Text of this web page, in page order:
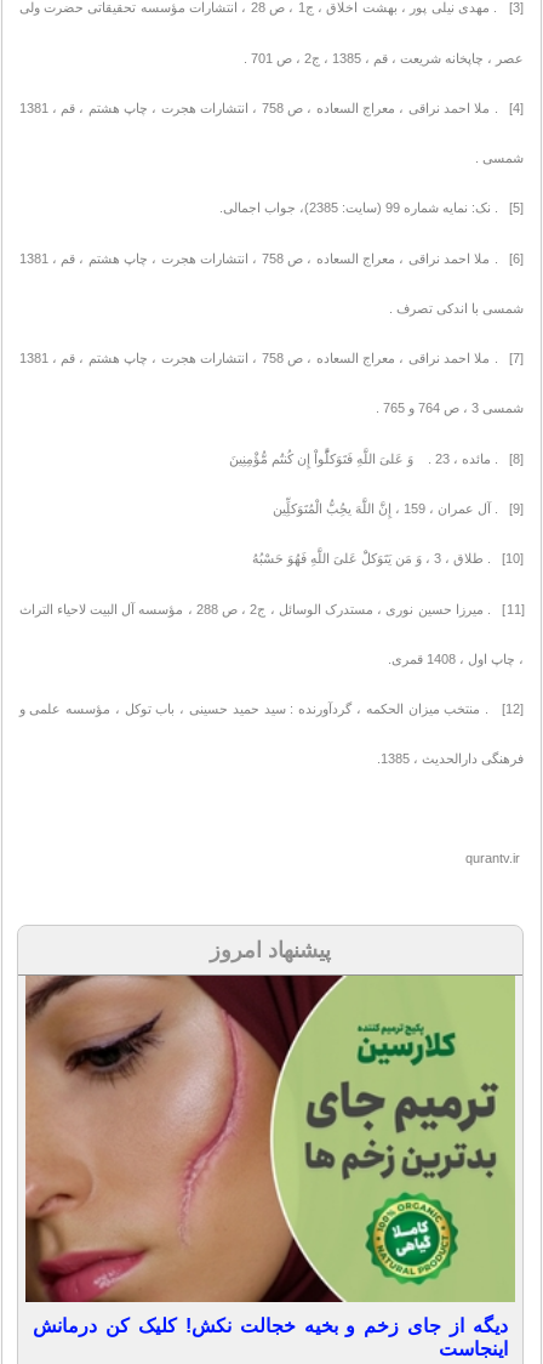
[3] . مهدی نیلی پور ، بهشت اخلاق ، ج1 ، ص 28 ، انتشارات مؤسسه تحقیقاتی حضرت ولی
عصر ، چاپخانه شریعت ، قم ، 1385 ، ج2 ، ص 701 .
[4] . ملا احمد نراقی ، معراج السعاده ، ص 758 ، انتشارات هجرت ، چاپ هشتم ، قم ، 1381
شمسی .
[5] . نک: نمایه شماره 99 (سایت: 2385)، جواب اجمالی.
[6] . ملا احمد نراقی ، معراج السعاده ، ص 758 ، انتشارات هجرت ، چاپ هشتم ، قم ، 1381
شمسی با اندکی تصرف .
[7] . ملا احمد نراقی ، معراج السعاده ، ص 758 ، انتشارات هجرت ، چاپ هشتم ، قم ، 1381
شمسی 3 ، ص 764 و 765 .
[8] . مائده ، 23 . وَ عَلىَ اللَّهِ فَتَوَکلَُّواْ إِن کُنتُم مُّؤْمِنِینَ
[9] . آل عمران ، 159 ، إِنَّ اللَّهَ یحُِبُّ الْمُتَوَکلِِّین‏
[10] . طلاق ، 3 ، وَ مَن یَتَوَکلَ‏ْ عَلىَ اللَّهِ فَهُوَ حَسْبُهُ‏
[11] . میرزا حسین نوری ، مستدرک الوسائل ، ج2 ، ص 288 ، مؤسسه آل البیت لاحیاء التراث
، چاپ اول ، 1408 قمری.
[12] . منتخب میزان الحکمه ، گردآورنده : سید حمید حسینی ، باب توکل ، مؤسسه علمی و
فرهنگی دارالحدیث ، 1385.
پیشنهاد امروز
دیگه از جای زخم و بخیه خجالت نکش! کلیک کن درمانش
اینجاست